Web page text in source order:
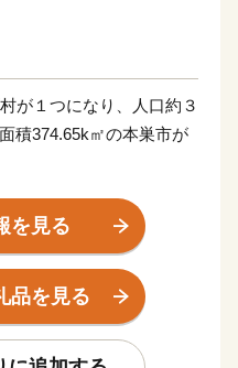
が１つになり、人口約３
積374.65k㎡の本巣市が
くの文化財に恵まれてお
年版」（東洋経済新
から毎年上位に入るな
にも比較的近いところか
を見る
品を見る